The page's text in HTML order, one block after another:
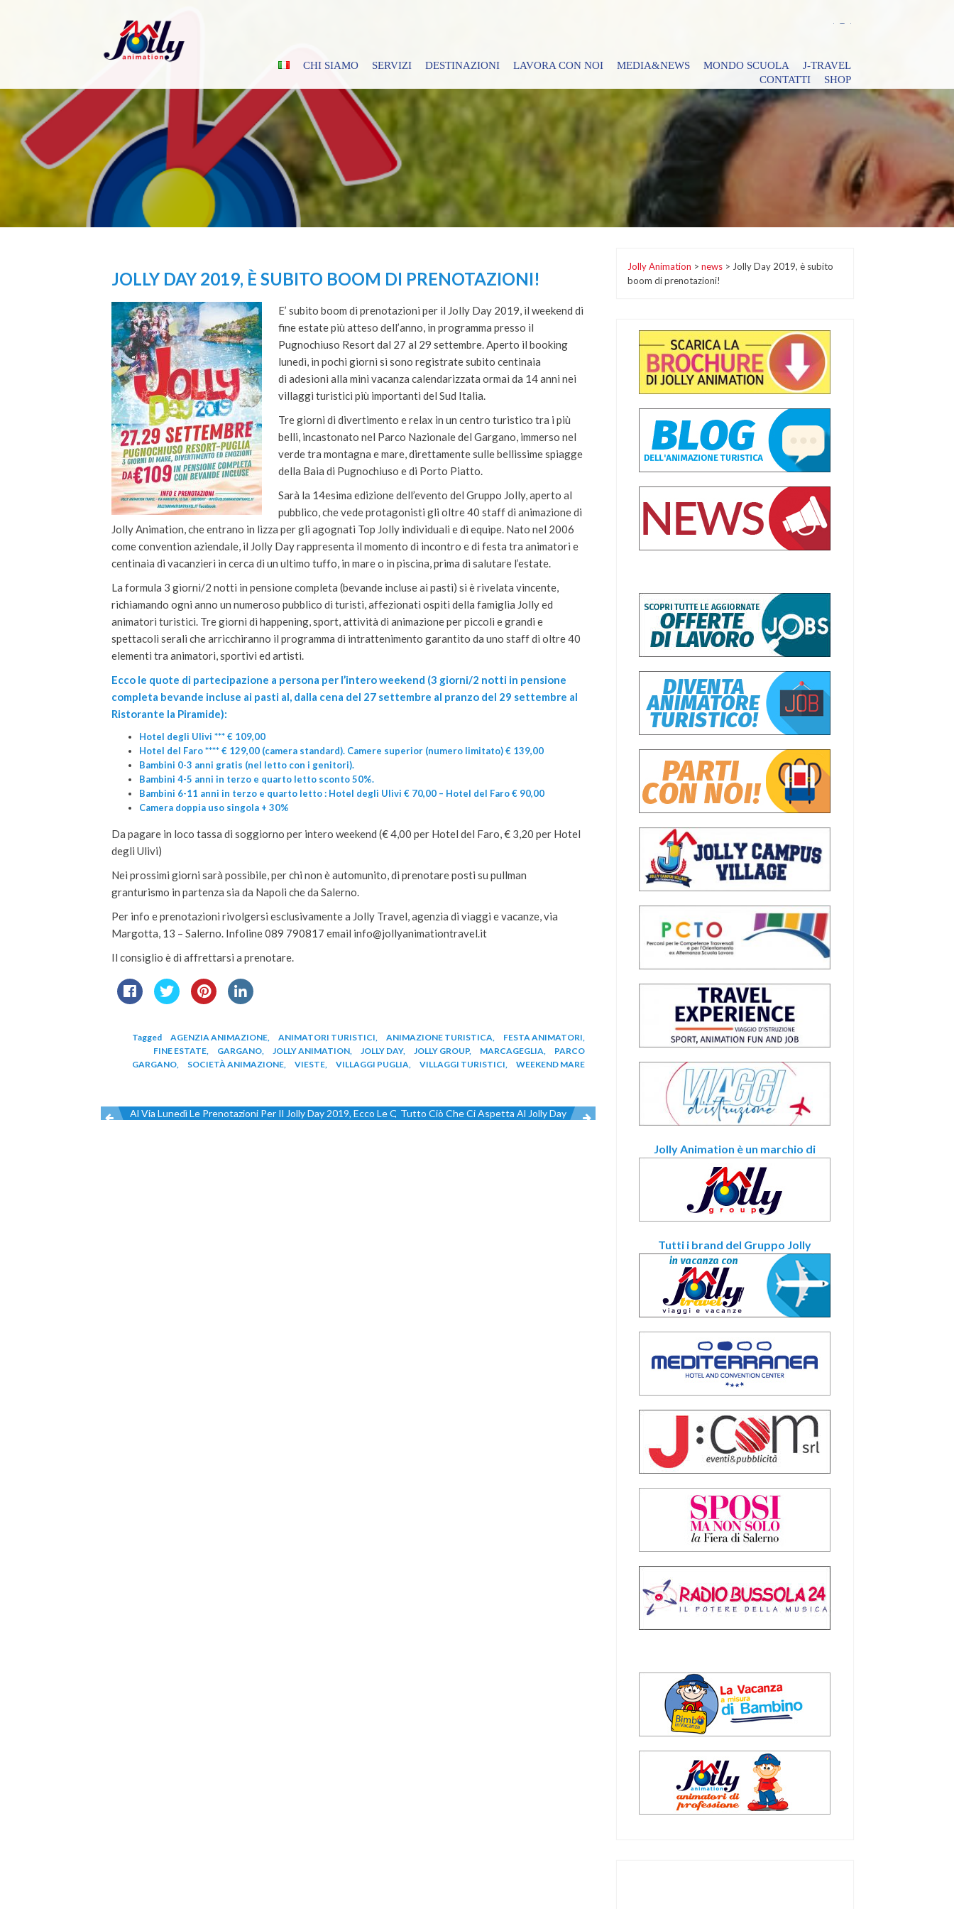
CHI SIAMO SERVIZI DESTINAZIONI LAVORA CON NOI MEDIA&NEWS MONDO SCUOLA
J-TRAVEL
CONTATTI
SHOP
JOLLY DAY 2019, È SUBITO BOOM DI PRENOTAZIONI!
E’ subito boom di prenotazioni per il Jolly Day 2019, il weekend di
fine estate più atteso dell’anno, in programma presso il
Pugnochiuso Resort dal 27 al 29 settembre. Aperto il booking
lunedì, in pochi giorni si sono registrate subito centinaia
di adesioni alla mini vacanza calendarizzata ormai da 14 anni nei
villaggi turistici più importanti del Sud Italia.
Tre giorni di divertimento e relax in un centro turistico tra i più
belli, incastonato nel Parco Nazionale del Gargano, immerso nel
verde tra montagna e mare, direttamente sulle bellissime spiagge
della Baia di Pugnochiuso e di Porto Piatto.
Sarà la 14esima edizione dell’evento del Gruppo Jolly, aperto al
pubblico, che vede protagonisti gli oltre 40 staff di animazione di
Jolly Animation, che entrano in lizza per gli agognati Top Jolly individuali e di equipe. Nato nel 2006
come convention aziendale, il Jolly Day rappresenta il momento di incontro e di festa tra animatori e
centinaia di vacanzieri in cerca di un ultimo tuffo, in mare o in piscina, prima di salutare l’estate.
La formula 3 giorni/2 notti in pensione completa (bevande incluse ai pasti) si è rivelata vincente,
richiamando ogni anno un numeroso pubblico di turisti, affezionati ospiti della famiglia Jolly ed
animatori turistici. Tre giorni di happening, sport, attività di animazione per piccoli e grandi e
spettacoli serali che arricchiranno il programma di intrattenimento garantito da uno staff di oltre 40
elementi tra animatori, sportivi ed artisti.
Ecco le quote di partecipazione a persona per l’intero weekend (3 giorni/2 notti in pensione
completa bevande incluse ai pasti al, dalla cena del 27 settembre al pranzo del 29 settembre al
Ristorante la Piramide):
Hotel degli Ulivi *** € 109,00
Hotel del Faro **** € 129,00 (camera standard). Camere superior (numero limitato) € 139,00
Bambini 0-3 anni gratis (nel letto con i genitori).
Bambini 4-5 anni in terzo e quarto letto sconto 50%.
Bambini 6-11 anni in terzo e quarto letto : Hotel degli Ulivi € 70,00 – Hotel del Faro € 90,00
Camera doppia uso singola + 30%
Da pagare in loco tassa di soggiorno per intero weekend (€ 4,00 per Hotel del Faro, € 3,20 per Hotel
degli Ulivi)
Nei prossimi giorni sarà possibile, per chi non è automunito, di prenotare posti su pullman
granturismo in partenza sia da Napoli che da Salerno.
Per info e prenotazioni rivolgersi esclusivamente a Jolly Travel, agenzia di viaggi e vacanze, via
Margotta, 13 – Salerno. Infoline 089 790817 email info@jollyanimationtravel.it
Il consiglio è di affrettarsi a prenotare.
Tagged AGENZIA ANIMAZIONE, ANIMATORI TURISTICI ANIMAZIONE TURISTICA FESTA ANIMATORI
FINE ESTATE, GARGANO, JOLLY ANIMATION, JOLLY DAY, JOLLY GROUP, MARCAGEGLIA
PARCO
GARGANO, SOCIETÀ ANIMAZIONE, VIESTE, VILLAGGI PUGLIA VILLAGGI TURISTICI WEEKEND MARE
Navigazione
Al Via Lunedì Le Prenotazioni Per Il Jolly Day 2019, Ecco Le Quote!Tutto Ciò Che Ci Aspetta Al Jolly Day
Jolly Animation > news> Jolly Day 2019, è subito
boom di prenotazioni!
Jolly Animation è un marchio di
Tutti i brand del Gruppo Jolly